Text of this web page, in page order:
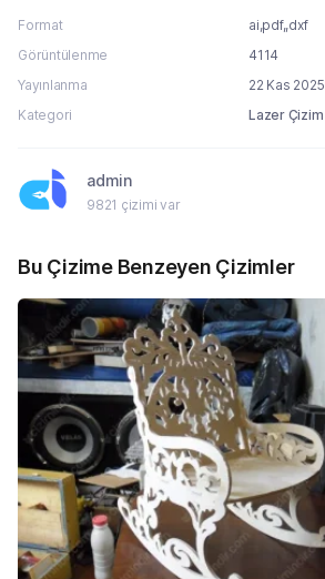
Format
ai,pdf,,dxf
Görüntülenme
4114
Yayınlanma
22 Kas 2025
Kategori
Lazer Çizim
admin
9821 çizimi var
Bu Çizime Benzeyen Çizimler